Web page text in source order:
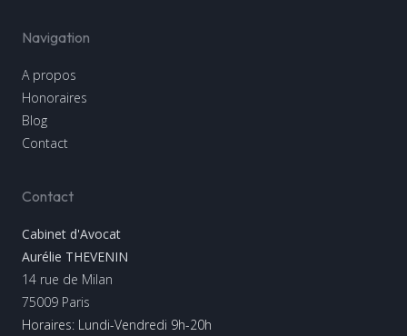
Navigation
A propos
Honoraires
Blog
Contact
Contact
Cabinet d'Avocat
Aurélie THEVENIN
14 rue de Milan
75009 Paris
Horaires: Lundi-Vendredi 9h-20h